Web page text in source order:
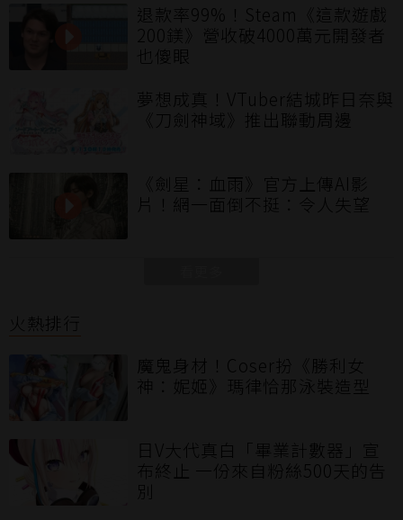
退款率99%！Steam《這款遊戲
200鎂》營收破4000萬元開發者
也傻眼
夢想成真！VTuber結城昨日奈與
《刀劍神域》推出聯動周邊
《劍星：血雨》官方上傳AI影
片！網一面倒不挺：令人失望
火熱排行
魔鬼身材！Coser扮《勝利女
神：妮姬》瑪律恰那泳裝造型
日V大代真白「畢業計數器」宣
布終止 一份來自粉絲500天的告
別